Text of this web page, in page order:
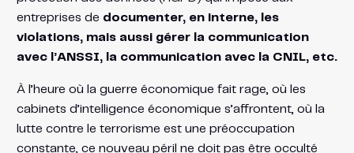
entreprises de documenter, en interne, les
violations, mais aussi gérer la communication
avec l’ANSSI, la communication avec la CNIL, etc.
À l’heure où la guerre économique fait rage, où les
cabinets d’intelligence économique s’affrontent, où la
lutte contre le terrorisme est une préoccupation
constante, ce nouveau péril ne doit pas être occulté